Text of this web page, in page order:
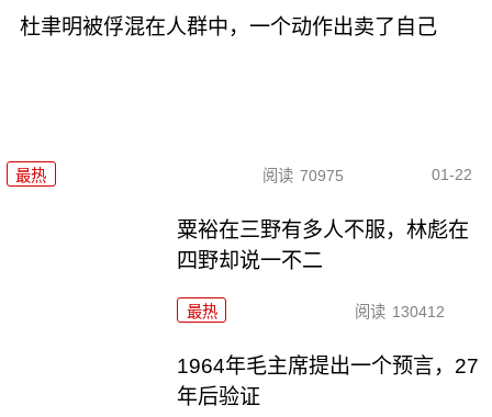
杜聿明被俘混在人群中，一个动作出卖了自己
最热 阅读 70975 01-22
粟裕在三野有多人不服，林彪在
四野却说一不二
最热 阅读 130412
1964年毛主席提出一个预言，27
年后验证